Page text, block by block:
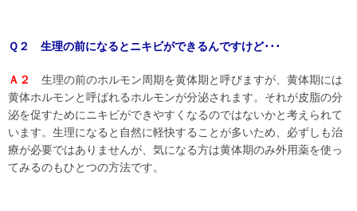
Ｑ２ 生理の前になるとニキビができるんですけど･･･
Ａ２
生理の前のホルモン周期を黄体期と呼びますが、黄体期には
黄体ホルモンと呼ばれるホルモンが分泌されます。それが皮脂の分
泌を促すためにニキビができやすくなるのではないかと考えられて
います。生理になると自然に軽快することが多いため、必ずしも治
療が必要ではありませんが、気になる方は黄体期のみ外用薬を使っ
てみるのもひとつの方法です。